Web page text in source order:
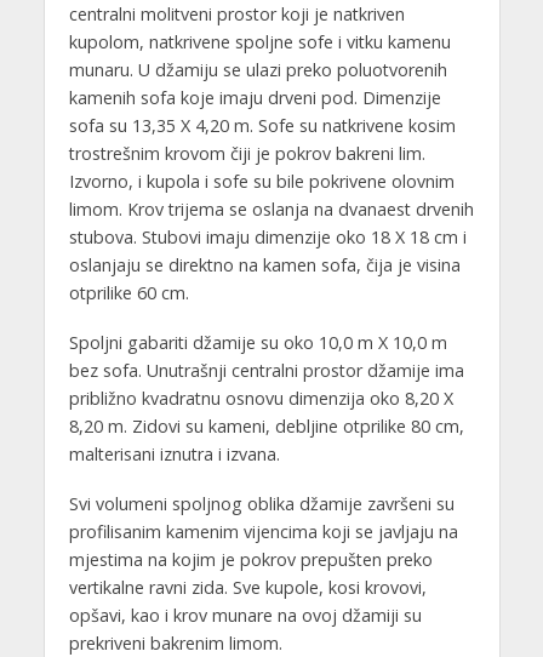
centralni molitveni prostor koji je natkriven
kupolom, natkrivene spoljne sofe i vitku kamenu
munaru. U džamiju se ulazi preko poluotvorenih
kamenih sofa koje imaju drveni pod. Dimenzije
sofa su 13,35 X 4,20 m. Sofe su natkrivene kosim
trostrešnim krovom čiji je pokrov bakreni lim.
Izvorno, i kupola i sofe su bile pokrivene olovnim
limom. Krov trijema se oslanja na dvanaest drvenih
stubova. Stubovi imaju dimenzije oko 18 X 18 cm i
oslanjaju se direktno na kamen sofa, čija je visina
otprilike 60 cm.
Spoljni gabariti džamije su oko 10,0 m X 10,0 m
bez sofa. Unutrašnji centralni prostor džamije ima
približno kvadratnu osnovu dimenzija oko 8,20 X
8,20 m. Zidovi su kameni, debljine otprilike 80 cm,
malterisani iznutra i izvana.
Svi volumeni spoljnog oblika džamije završeni su
profilisanim kamenim vijencima koji se javljaju na
mjestima na kojim je pokrov prepušten preko
vertikalne ravni zida. Sve kupole, kosi krovovi,
opšavi, kao i krov munare na ovoj džamiji su
prekriveni bakrenim limom.